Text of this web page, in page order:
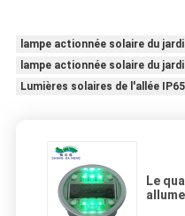
lampe actionnée solaire du
lampe actionnée solaire du
Lumières solaires de l'allée IP65
Le